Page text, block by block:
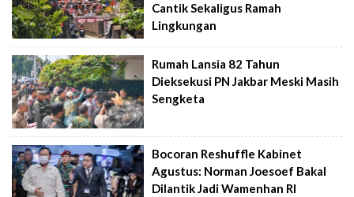
Cantik Sekaligus Ramah
Lingkungan
Rumah Lansia 82 Tahun
Dieksekusi PN Jakbar Meski Masih
Sengketa
Bocoran Reshuffle Kabinet
Agustus: Norman Joesoef Bakal
Dilantik Jadi Wamenhan RI